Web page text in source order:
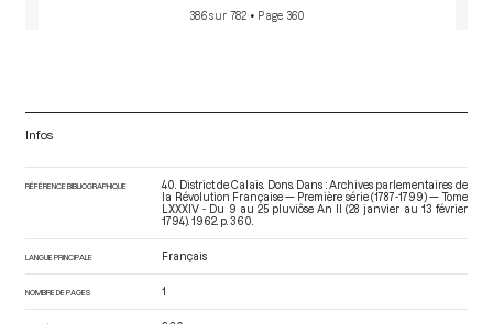
386 sur 782 • Page 360
Infos
RÉFÉRENCE BIBLIOGRAPHIQUE
40. District de Calais. Dons. Dans : Archives parlementaires de
la Révolution Française — Première série (1787-1799) — Tome
LXXXIV - Du 9 au 25 pluviôse An II (28 janvier au 13 février
1794) . 1962. p. 360.
LANGUE PRINCIPALE Français
NOMBRE DE PAGES 1